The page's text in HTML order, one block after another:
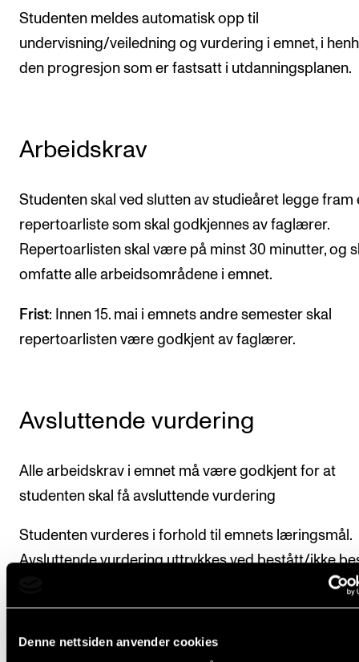
Denne nettsiden anvender cookies
Studenten meldes automatisk opp til
undervisning/veiledning og vurdering i emnet, i
den progresjon som er fastsatt i utdanningsplanen.
Arbeidskrav
Studenten skal ved slutten av studieåret legge fram
repertoarliste som skal godkjennes av faglærer.
Repertoarlisten skal være på minst 30 minutter, og
omfatte alle arbeidsområdene i emnet.
Frist: Innen 15. mai i emnets andre semester skal
repertoarlisten være godkjent av faglærer.
Avsluttende vurdering
Alle arbeidskrav i emnet må være godkjent for at
studenten skal få avsluttende vurdering
Studenten vurderes i forhold til emnets læringsmål.
Avsluttende vurdering uttrykkes ved bestått/ikke